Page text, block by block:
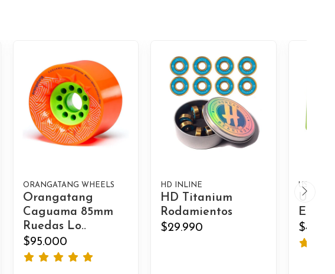
ORANGATANG WHEELS
Orangatang
Caguama 85mm
Ruedas Lo..
$95.000
HD INLINE
HD Titanium
Rodamientos
$29.990
USA
USA